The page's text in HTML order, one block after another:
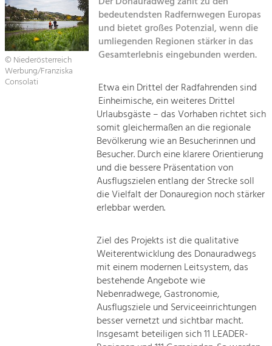
Kirchen am Fluss
Suche
Impressum
Tourismus
Angebotsentwicklung und
Positionierung.
Kunst & Kultur
Handwerk, Wissenschaft und Forschung.
Soziales, Bildung &
Gleichberechtigung, Jugend und
Mobilität & Energie
Klimawandel, öffentlicher Verkehr und
erneuerbare Energie
Steigerung regionaler Wertschöpfung
© Niederösterreich
Werbung/Franziska
Consolati
bedeutendsten Radfernwegen Europas
und bietet großes Potenzial, wenn die
umliegenden Regionen stärker in das
Gesamterlebnis eingebunden werden.
Etwa ein Drittel der Radfahrenden sind
Einheimische, ein weiteres Drittel
Urlaubsgäste – das Vorhaben richtet sich
somit gleichermaßen an die regionale
Bevölkerung wie an Besucherinnen und
Besucher. Durch eine klarere Orientierung
und die bessere Präsentation von
Ausflugszielen entlang der Strecke soll
die Vielfalt der Donauregion noch stärker
erlebbar werden.
Ziel des Projekts ist die qualitative
Weiterentwicklung des Donauradwegs
mit einem modernen Leitsystem, das
bestehende Angebote wie
Nebenradwege, Gastronomie,
Ausflugsziele und Serviceeinrichtungen
besser vernetzt und sichtbar macht.
Insgesamt beteiligen sich 11 LEADER-